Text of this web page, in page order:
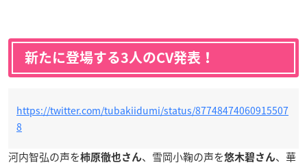
新たに登場する3人のCV発表！
https://twitter.com/tubakiidumi/status/87748474060915507
8
河内智弘の声を柿原徹也さん、雪岡小鞠の声を悠木碧さん、華